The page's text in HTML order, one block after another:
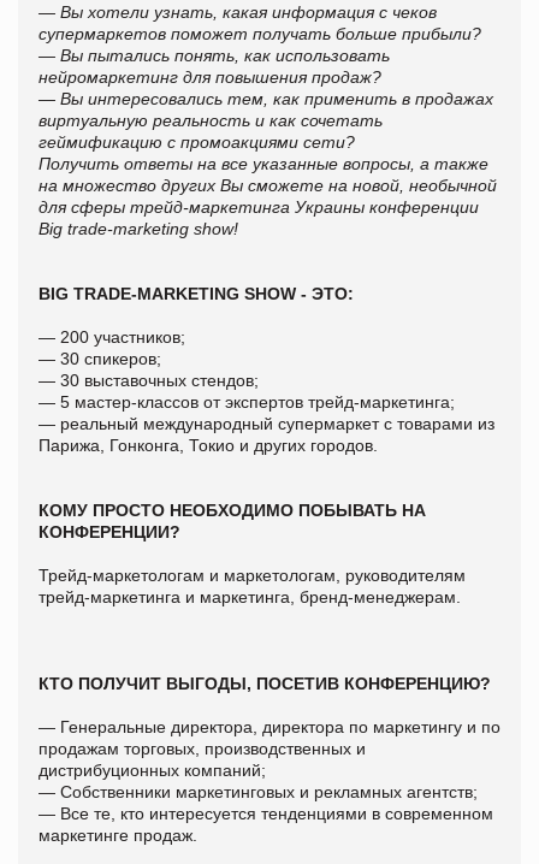
— Вы хотели узнать, какая информация с чеков
супермаркетов поможет получать больше прибыли?
— Вы пытались понять, как использовать
нейромаркетинг для повышения продаж?
— Вы интересовались тем, как применить в продажах
виртуальную реальность и как сочетать
геймификацию с промоакциями сети?
Получить ответы на все указанные вопросы, а также
на множество других Вы сможете на новой, необычной
для сферы трейд-маркетинга Украины конференции
Big trade-marketing show!
BIG TRADE-MARKETING SHOW - ЭТО:
— 200 участников;
— 30 спикеров;
— 30 выставочных стендов;
— 5 мастер-классов от экспертов трейд-маркетинга;
— реальный международный супермаркет с товарами из
Парижа, Гонконга, Токио и других городов.
КОМУ ПРОСТО НЕОБХОДИМО ПОБЫВАТЬ НА
КОНФЕРЕНЦИИ?
Трейд-маркетологам и маркетологам, руководителям
трейд-маркетинга и маркетинга, бренд-менеджерам.
КТО ПОЛУЧИТ ВЫГОДЫ, ПОСЕТИВ КОНФЕРЕНЦИЮ?
— Генеральные директора, директора по маркетингу и по
продажам торговых, производственных и
дистрибуционных компаний;
— Собственники маркетинговых и рекламных агентств;
— Все те, кто интересуется тенденциями в современном
маркетинге продаж.